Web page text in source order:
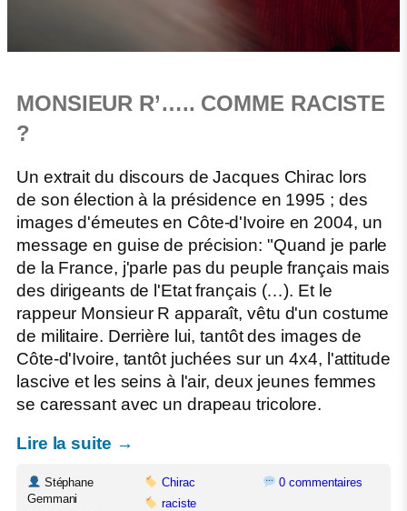
MONSIEUR R’….. COMME RACISTE
?
Un extrait du discours de Jacques Chirac lors
de son élection à la présidence en 1995 ; des
images d'émeutes en Côte-d'Ivoire en 2004, un
message en guise de précision: "Quand je parle
de la France, j'parle pas du peuple français mais
des dirigeants de l'Etat français (…). Et le
rappeur Monsieur R apparaît, vêtu d'un costume
de militaire. Derrière lui, tantôt des images de
Côte-d'Ivoire, tantôt juchées sur un 4x4, l'attitude
lascive et les seins à l'air, deux jeunes femmes
se caressant avec un drapeau tricolore.
Lire la suite →
Stéphane
Gemmani
Chirac
raciste
0 commentaires